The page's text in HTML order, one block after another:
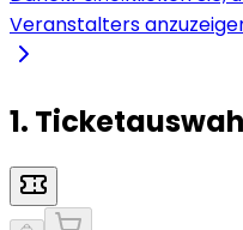
Veranstalters
1.